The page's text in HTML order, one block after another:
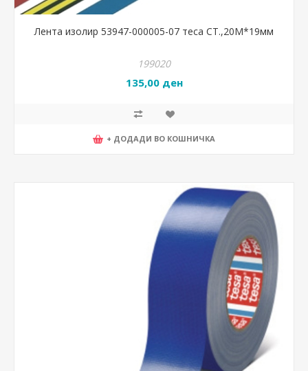
Лента изолир 53947-000005-07 теса СТ.,20М*19мм
199020
135,00 ден
+ ДОДАДИ ВО КОШНИЧКА